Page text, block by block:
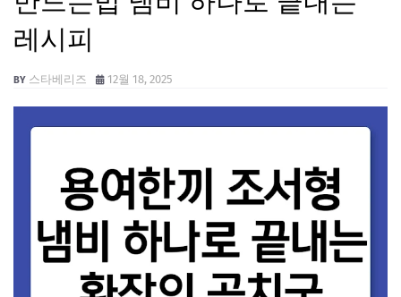
레시피
스타베리즈 12월 18, 2025